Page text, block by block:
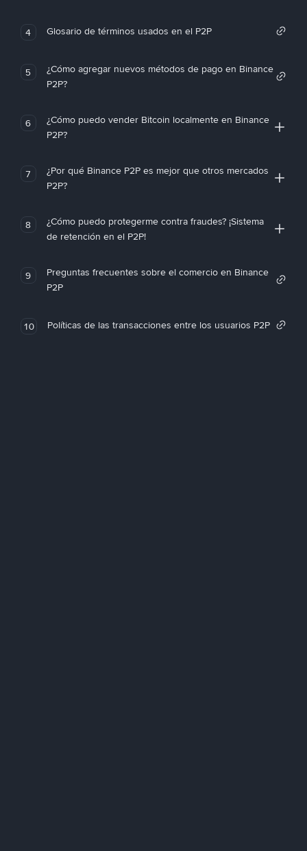
4 Glosario de términos usados en el P2P
5
¿Cómo agregar nuevos métodos de pago en Binance
P2P?
6
¿Cómo puedo vender Bitcoin localmente en Binance
P2P?
7
¿Por qué Binance P2P es mejor que otros mercados
P2P?
8
¿Cómo puedo protegerme contra fraudes? ¡Sistema
de retención en el P2P!
9
Preguntas frecuentes sobre el comercio en Binance
P2P
10 Políticas de las transacciones entre los usuarios P2P